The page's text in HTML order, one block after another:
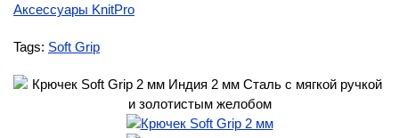
Аксессуары KnitPro
Tags: Soft Grip